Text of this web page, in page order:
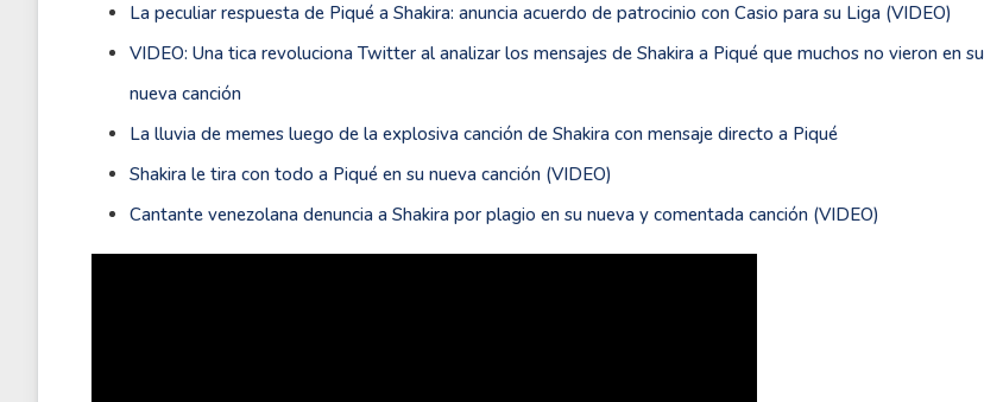
La peculiar respuesta de Piqué a Shakira: anuncia acuerdo de patrocinio con Casio para su Liga (VIDEO)
VIDEO: Una tica revoluciona Twitter al analizar los mensajes de Shakira a Piqué que muchos no vieron en su
nueva canción
La lluvia de memes luego de la explosiva canción de Shakira con mensaje directo a Piqué
Shakira le tira con todo a Piqué en su nueva canción (VIDEO)
Cantante venezolana denuncia a Shakira por plagio en su nueva y comentada canción (VIDEO)